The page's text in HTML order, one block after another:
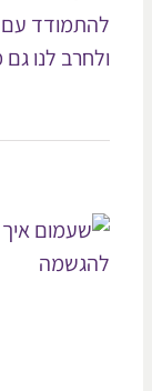
עם כעס
לנו גם
הגשמה
עצמית